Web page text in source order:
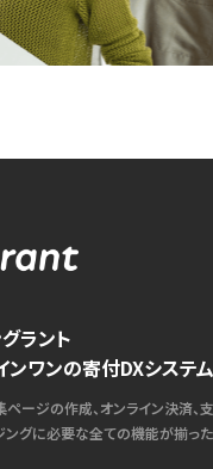
ラント
ワンの寄付DXシステム
ページの作成、オンライン決済、
ングに必要な全ての機能が揃っ